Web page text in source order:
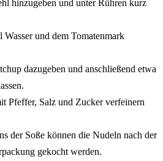
hinzugeben und unter Rühren kurz
und dem Tomatenmark
dazugeben und anschließend etwa
Pfeffer, Salz und Zucker verfeinern
der Soße können die Nudeln nach der
gekocht werden.